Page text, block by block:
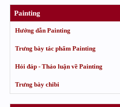
Painting
Hướng dẫn Painting
Trưng bày tác phẩm Painting
Hỏi đáp - Thảo luận về Painting
Trưng bày chibi